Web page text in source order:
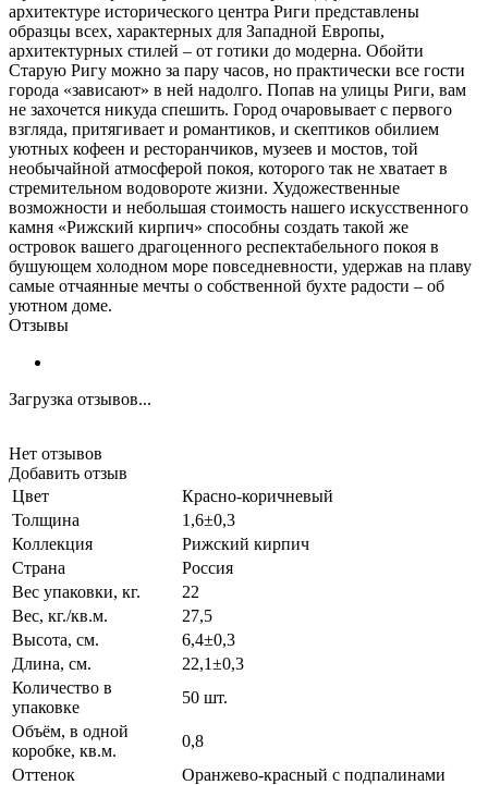
архитектуре исторического центра Риги представлены
образцы всех, характерных для Западной Европы,
архитектурных стилей – от готики до модерна. Обойти
Старую Ригу можно за пару часов, но практически все гости
города «зависают» в ней надолго. Попав на улицы Риги, вам
не захочется никуда спешить. Город очаровывает с первого
взгляда, притягивает и романтиков, и скептиков обилием
уютных кофеен и ресторанчиков, музеев и мостов, той
необычайной атмосферой покоя, которого так не хватает в
стремительном водовороте жизни. Художественные
возможности и небольшая стоимость нашего искусственного
камня «Рижский кирпич» способны создать такой же
островок вашего драгоценного респектабельного покоя в
бушующем холодном море повседневности, удержав на плаву
самые отчаянные мечты о собственной бухте радости – об
уютном доме.
Отзывы
Загрузка отзывов...
Нет отзывов
Добавить отзыв
Цвет
Красно-коричневый
Толщина
1,6±0,3
Коллекция
Рижский кирпич
Страна
Россия
Вес упаковки, кг.
22
Вес, кг./кв.м.
27,5
Высота, см.
6,4±0,3
Длина, см.
22,1±0,3
Количество в
упаковке
50 шт.
Объём, в одной
коробке, кв.м.
0,8
Оттенок
Оранжево-красный с подпалинами